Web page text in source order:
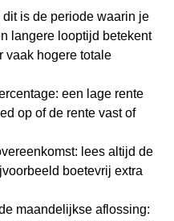
is de periode waarin je
langere looptijd betekent
vaak hogere totale
een lage rente
op of de rente vast of
lees altijd de
boetevrij extra
maandelijkse aflossing: